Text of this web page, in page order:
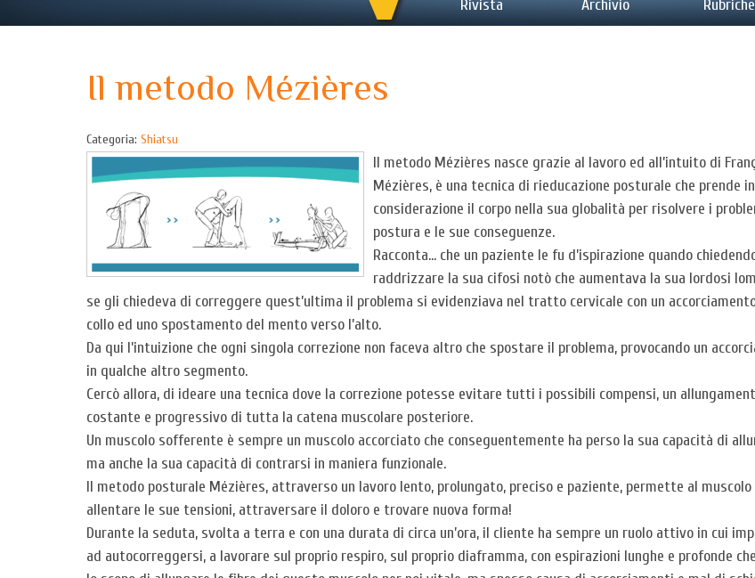
Rivista Archivio Rubriche
Il metodo Mézières
Categoria: Shiatsu
Il metodo Mézières nasce grazie al lavoro ed all’intuito di
Mézières, è una tecnica di rieducazione posturale che prende in
considerazione il corpo nella sua globalità per risolvere i
postura e le sue conseguenze.
Racconta… che un paziente le fu d’ispirazione quando
raddrizzare la sua cifosi notò che aumentava la sua lordosi
se gli chiedeva di correggere quest’ultima il problema si evidenziava nel tratto cervicale con un
collo ed uno spostamento del mento verso l’alto.
Da qui l’intuizione che ogni singola correzione non faceva altro che spostare il problema, provocando un
in qualche altro segmento.
Cercò allora, di ideare una tecnica dove la correzione potesse evitare tutti i possibili compensi, un
costante e progressivo di tutta la catena muscolare posteriore.
Un muscolo sofferente è sempre un muscolo accorciato che conseguentemente ha perso la sua capacità di
ma anche la sua capacità di contrarsi in maniera funzionale.
Il metodo posturale Mézières, attraverso un lavoro lento, prolungato, preciso e paziente, permette al muscolo
allentare le sue tensioni, attraversare il doloro e trovare nuova forma!
Durante la seduta, svolta a terra e con una durata di circa un’ora, il cliente ha sempre un ruolo attivo in cui
ad autocorreggersi, a lavorare sul proprio respiro, sul proprio diaframma, con espirazioni lunghe e profonde